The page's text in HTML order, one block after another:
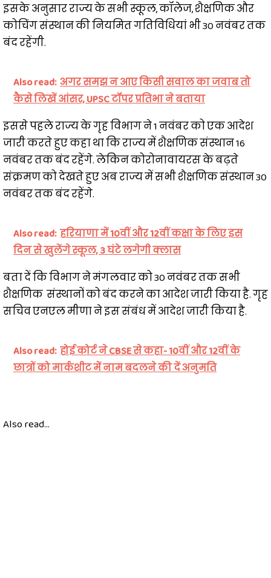
इसके अनुसार राज्य के सभी स्कूल, कॉलेज, शैक्षणिक और
कोचिंग संस्थान की नियमित गतिविधियां भी 30 नवंबर तक
बंद रहेंगी.
Also read: अगर समझ न आए किसी सवाल का जवाब तो
कैसे लिखें आंसर, UPSC टॉपर प्रतिभा ने बताया
इससे पहले राज्य के गृह विभाग ने 1 नवंबर को एक आदेश
जारी करते हुए कहा था कि राज्य में शैक्षणिक संस्थान 16
नवंबर तक बंद रहेंगे. लेकिन कोरोनावायरस के बढ़ते
संक्रमण को देखते हुए अब राज्य में सभी शैक्षणिक संस्थान 30
नवंबर तक बंद रहेंगे.
Also read: हरियाणा में 10वीं और 12वीं कक्षा के लिए इस
दिन से खुलेंगे स्कूल, 3 घंटे लगेगी क्लास
बता दें कि विभाग ने मंगलवार को 30 नवंबर तक सभी
शैक्षणिक संस्थानों को बंद करने का आदेश जारी किया है. गृह
सचिव एनएल मीणा ने इस संबंध में आदेश जारी किया है.
Also read: होई कोर्ट ने CBSE से कहा- 10वीं और 12वीं के
छात्रों को मार्कशीट में नाम बदलने की दें अनुमति
Also read...